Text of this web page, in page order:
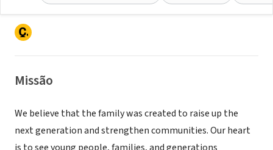
Missão
We believe that the family was created to raise up the
next generation and strengthen communities. Our heart